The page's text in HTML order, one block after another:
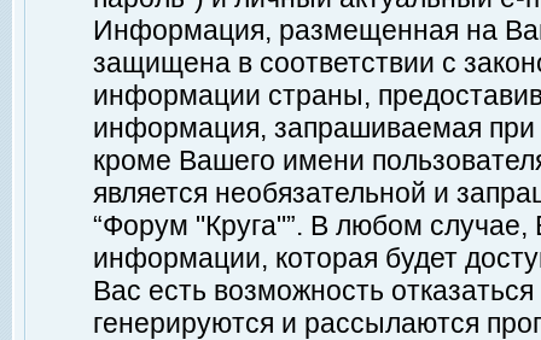
Информация, размещенная на
защищена в соответствии с
информации страны,
информация, запрашиваемая при
кроме Вашего имени
является необязательной и
“Форум "Круга"”. В любом
информации, которая будет
Вас есть возможность
генерируются и рассылаются